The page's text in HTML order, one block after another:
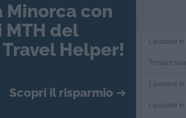
Minorca con
del
Helper!
Scopri il risparmio ➔
Lavorare
Trovare
Lavorare
Lavorare